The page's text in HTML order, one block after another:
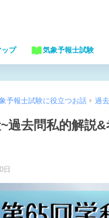
プ 気象予報士試験
予報士試験に役立つお話 過
過去問私的解説
日